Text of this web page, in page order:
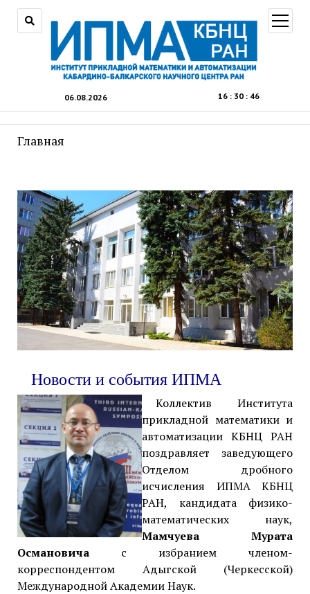
06.08.2026 16 : 30 : 47
меню
Главная
Новости и события ИПМА
Коллектив Института
прикладной математики и
автоматизации КБНЦ РАН
поздравляет заведующего
Отделом дробного
исчисления ИПМА КБНЦ
РАН, кандидата физико-
математических наук,
Мамчуева Мурата
Османовичас избранием членом-
корреспондентом Адыгской (Черкесской)
Международной Академии Наук.